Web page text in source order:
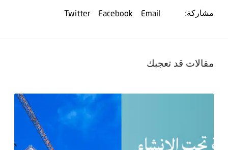
مشاركة: Email
Facebook
Twitter
مقالات قد تعجبك